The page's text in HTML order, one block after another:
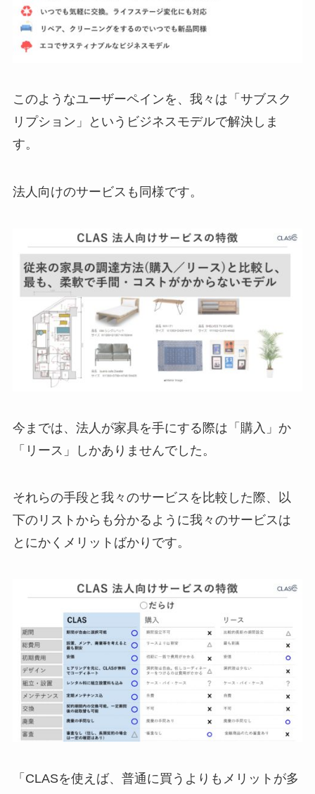
このようなユーザーペインを、我々は「サブスク
リプション」というビジネスモデルで解決しま
す。
法人向けのサービスも同様です。
今までは、法人が家具を手にする際は「購入」か
「リース」しかありませんでした。
それらの手段と我々のサービスを比較した際、以
下のリストからも分かるように我々のサービスは
とにかくメリットばかりです。
「CLASを使えば、普通に買うよりもメリットが多